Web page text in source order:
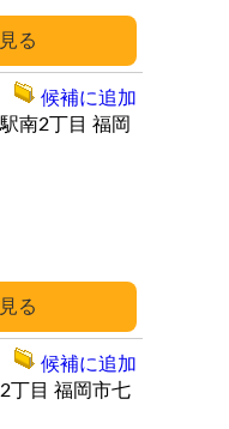
南2丁目 福岡
候補に追加
丁目 福岡市七
候補に追加